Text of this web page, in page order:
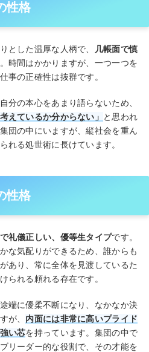
性格
とした温厚な人柄で、 几帳面で慎
時間はかかりますが、一つ一つを
事の正確性は抜群です。
分の本心をあまり語らないため、
えているか分からない」 と思われ
団の中にいますが、縦社会を重ん
れる処世術に長けています。
性格
礼儀正しい、優等生タイプです。
な気配りができるため、誰からも
あり、常に全体を見渡しているた
られる頼れる存在です。
端に優柔不断になり、なかなか決
が、 内面には非常に高いプライド
い芯を持っています。集団の中で
リーダー的な役割で、その才能を